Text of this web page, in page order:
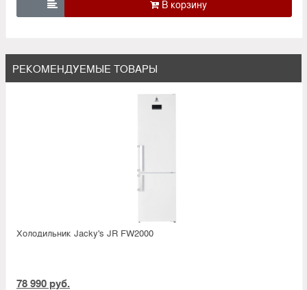

РЕКОМЕНДУЕМЫЕ ТОВАРЫ
Холодильник Jacky's JR FW2000
78 990 руб.